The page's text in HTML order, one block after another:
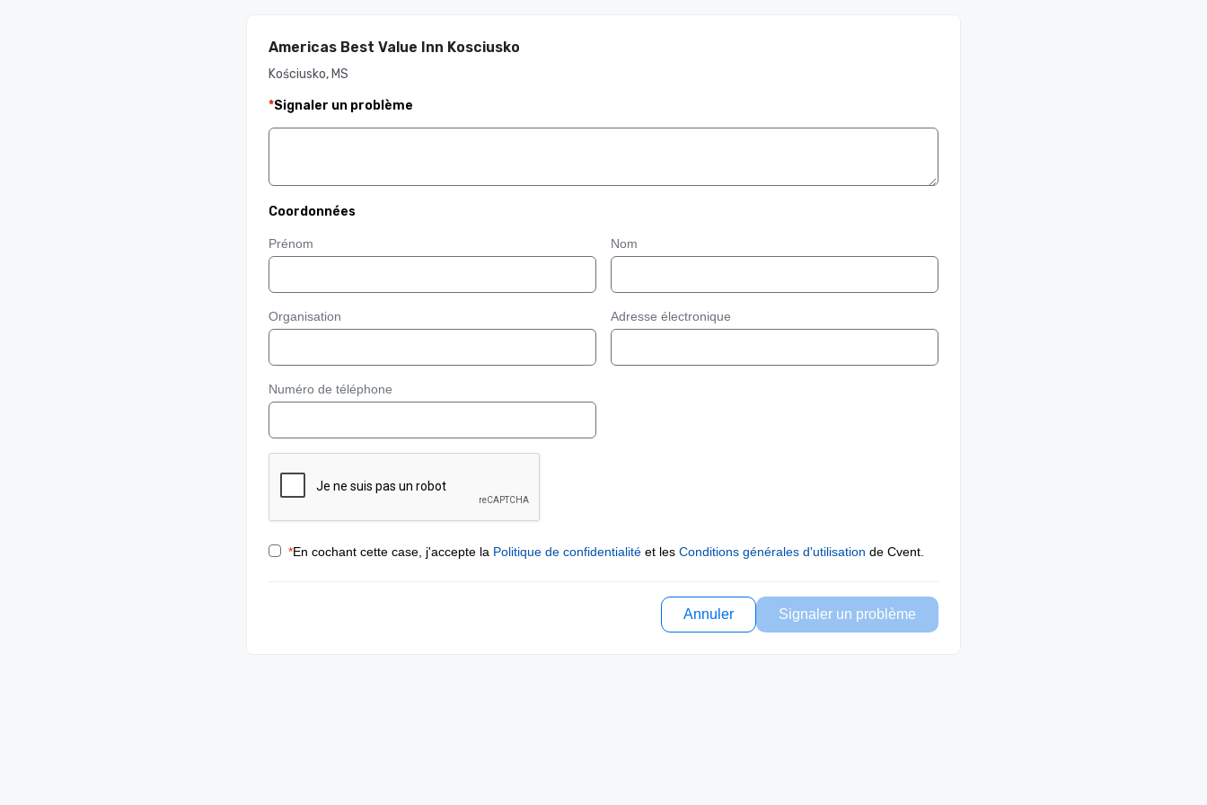
Americas Best Value Inn Kosciusko
Kościusko, MS
*Signaler un problème
Coordonnées
Prénom Nom
Organisation Adresse électronique
Numéro de téléphone
*En cochant cette case, j'accepte la Politique de confidentialité et les Conditions générales d'utilisation de Cvent.
Annuler Signaler un problème